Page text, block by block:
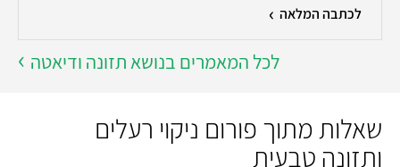
לכתבה המלאה
לכל המאמרים בנושא תזונה ודיאטה
שאלות מתוך פורום ניקוי רעלים
ותזונה טבעית